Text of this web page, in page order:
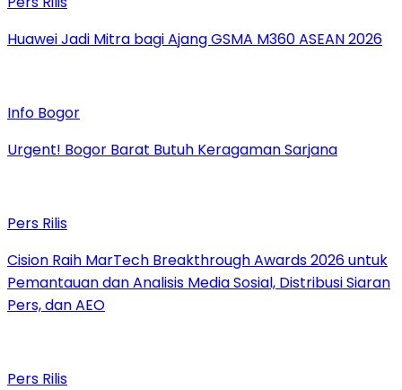
Huawei Jadi Mitra bagi Ajang GSMA M360 ASEAN 2026
Info Bogor
Urgent! Bogor Barat Butuh Keragaman Sarjana
Pers Rilis
Cision Raih MarTech Breakthrough Awards 2026 untuk
Pemantauan dan Analisis Media Sosial, Distribusi Siaran
Pers, dan AEO
Pers Rilis